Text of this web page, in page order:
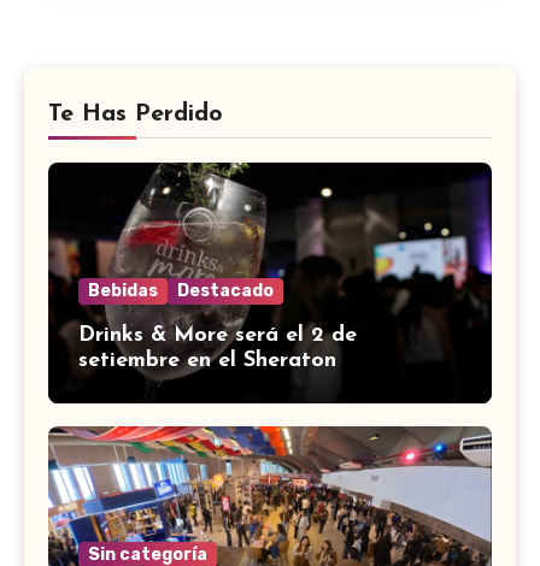
Te Has Perdido
Bebidas Destacado
Drinks & More será el 2 de
setiembre en el Sheraton
Sin categoría